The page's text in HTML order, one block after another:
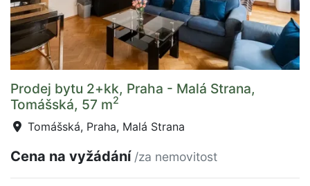
Prodej bytu 2+kk, Praha - Malá Strana,
Tomášská, 57 m2
Tomášská, Praha, Malá Strana
Cena na vyžádání /za nemovitost